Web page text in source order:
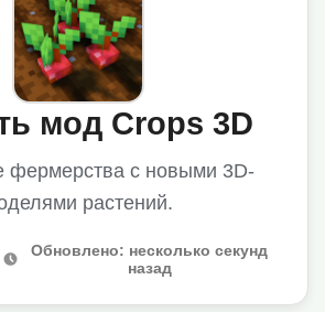
мод Crops 3D
фермерства с новыми 3D-
растений.
Обновлено: несколько секунд
назад